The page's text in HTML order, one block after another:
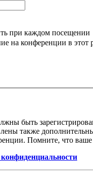
при каждом посещении
на конференции в этот
быть
также
Помните, что ваше